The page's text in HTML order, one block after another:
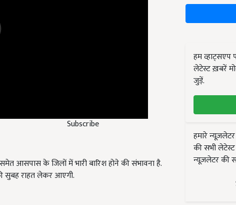
Subscribe
आसपास के जिलों में भारी बारिश होने की संभावना है.
सुबह राहत लेकर आएगी.
हम
लेटेस्ट ख़बरें
जुड़ें.
हमारे
की सभी
न्यूज़लेटर की